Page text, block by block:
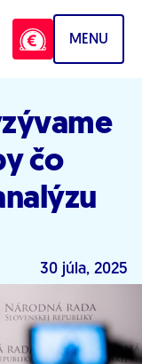
MENU
čo
30 júla, 2025